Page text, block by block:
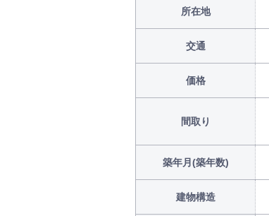
所在地
交通
価格
間取り
築年月(築年数)
建物構造